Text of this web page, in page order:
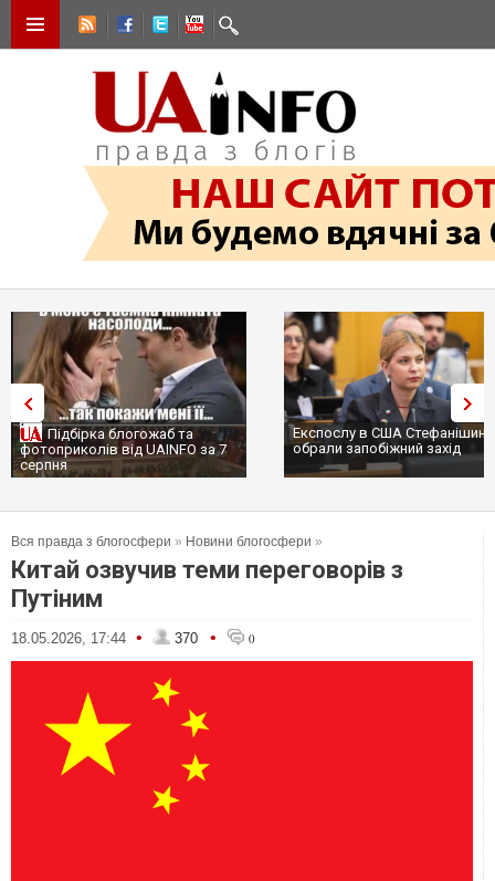
Підбірка блогожаб та
фотоприколів від UAINFO за 7
серпня
Експослу в США
обрали запобіжний захід
Вся правда з блогосфери » Новини блогосфери »
Китай озвучив теми переговорів з
Путіним
18.05.2026, 17:44 • 370 • 0